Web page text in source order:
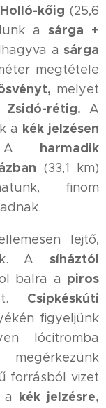
Holló-kőig (25,6
a sárga +
a sárga
megtétele
melyet
Zsidó-rétig.A
a kék jelzésen
A harmadik
(33,1 km)
finom
lejtő,
A síháztól
balra a piros
Csipkéskúti
figyeljünk
lócitromba
forrásból vizet
a kék jelzésre,